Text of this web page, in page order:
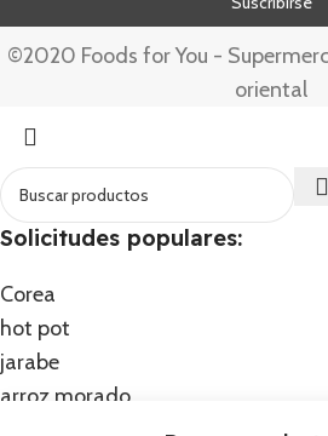
©2020 Foods for You -
oriental
Solicitudes populares:
Corea
hot pot
jarabe
arroz morado